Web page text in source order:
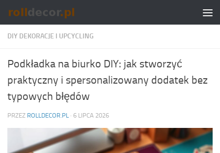
Skip to content
DIY DEKORACJE I UPCYCLING
Podkładka na biurko DIY: jak stworzyć
praktyczny i spersonalizowany dodatek bez
typowych błędów
PRZEZ ROLLDECOR.PL · 6 LIPCA 2026